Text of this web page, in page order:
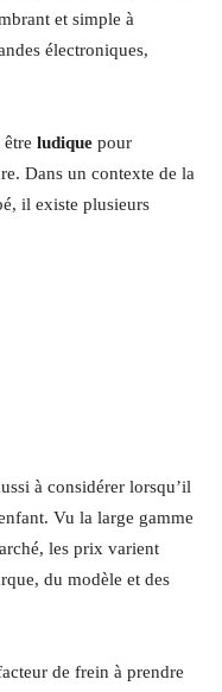
et simple à
électroniques,
ludique pour
Dans un contexte de la
il existe plusieurs
à considérer lorsqu’il
Vu la large gamme
les prix varient
du modèle et des
de frein à prendre